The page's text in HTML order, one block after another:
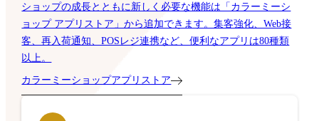
ショップの成長とともに新しく必要な機能は「カラーミーシ
ョップ アプリストア」から追加できます。集客強化、Web接
客、再入荷通知、POSレジ連携など、便利なアプリは80種類
以上。
カラーミーショップアプリストア